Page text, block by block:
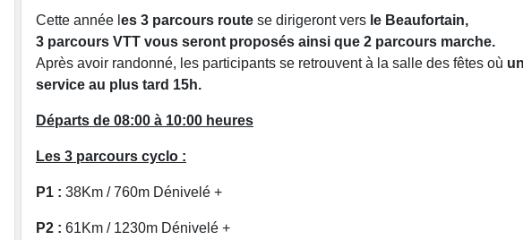
Cette année l es 3 parcours route se dirigeront vers le Beaufortain,
3 parcours VTT vous seront proposés ainsi que 2 parcours marche.
Après avoir randonné, les participants se retrouvent à la salle des fêtes où
service au plus tard 15h.
Départs de 08:00 à 10:00 heures
Les 3 parcours cyclo :
P1 : 38Km / 760m Dénivelé +
P2 : 61Km / 1230m Dénivelé +